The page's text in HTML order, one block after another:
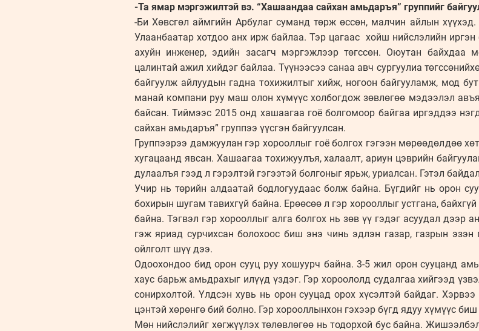
-Та ямар мэргэжилтэй вэ. “Хашаандаа сайхан амьдаръя” группийг
-Би Хөвсгөл аймгийн Арбулаг суманд төрж өссөн, малчин айлын
Улаанбаатар хотдоо анх ирж байлаа. Тэр цагаас хойш нийслэлийн
ахуйн инженер, эдийн засагч мэргэжлээр төгссөн. Оюутан байхдаа
цалинтай ажил хийдэг байлаа. Түүнээсээ санаа авч сургуулиа
байгуулж айлуудын гадна тохижилтыг хийж, ногоон байгууламж, мод
манай компани руу маш олон хүмүүс холбогдож зөвлөгөө мэдээлэл
байсан. Тиймээс 2015 онд хашаагаа гоё болгомоор байгаа иргэддээ
сайхан амьдаръя” группээ үүсгэн байгуулсан.
Группээрээ дамжуулан гэр хорооллыг гоё болгох гэгээн мөрөөдөлдөө
хугацаанд явсан. Хашаагаа тохижуулъя, халаалт, ариун цэврийн
дулаалъя гээд л гэрэлтэй гэгээтэй болгоныг ярьж, уриалсан. Гэтэл
Учир нь төрийн алдаатай бодлогуудаас болж байна. Бүгдийг нь орон
бохирын шугам тавихгүй байна. Ерөөсөө л гэр хорооллыг устгана,
байна. Тэгвэл гэр хорооллыг алга болгох нь зөв үү гэдэг асуудал дээр
гэж яриад сурчихсан болохоос биш энэ чинь эдлэн газар, газрын эзэн
ойлголт шүү дээ.
Одоохондоо бид орон сууц руу хошуурч байна. 3-5 жил орон сууцанд
хаус барьж амьдрахыг илүүд үздэг. Гэр хороололд судалгаа хийгээд
сонирхолтой. Үлдсэн хувь нь орон сууцад орох хүсэлтэй байдаг.
цэнтэй хөрөнгө бий болно. Гэр хорооллынхон гэхээр бүгд ядуу хүмүүс
Мөн нийслэлийг хөгжүүлэх төлөвлөгөө нь тодорхой бус байна.